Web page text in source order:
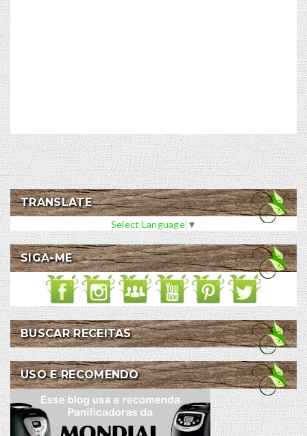
TRANSLATE
Select Language ▼
SIGA-ME
BUSCAR RECEITAS
USO E RECOMENDO